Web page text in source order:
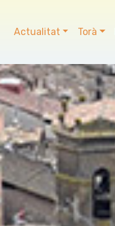
Actualitat Torà